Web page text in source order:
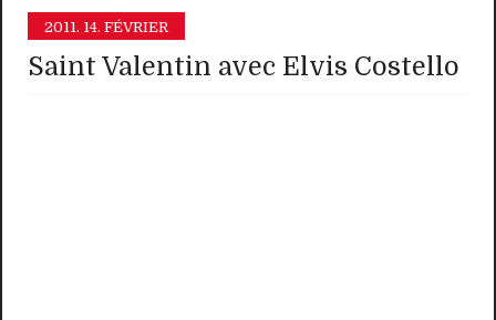
2011. 14. FÉVRIER
Saint Valentin avec Elvis Costello